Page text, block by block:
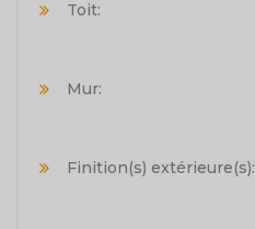
Toit:
Mur:
Finition(s) extérieure(s):